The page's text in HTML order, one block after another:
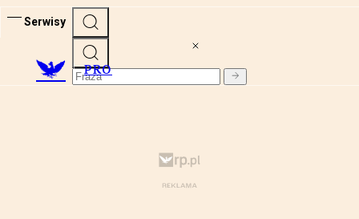
Serwisy
PRO